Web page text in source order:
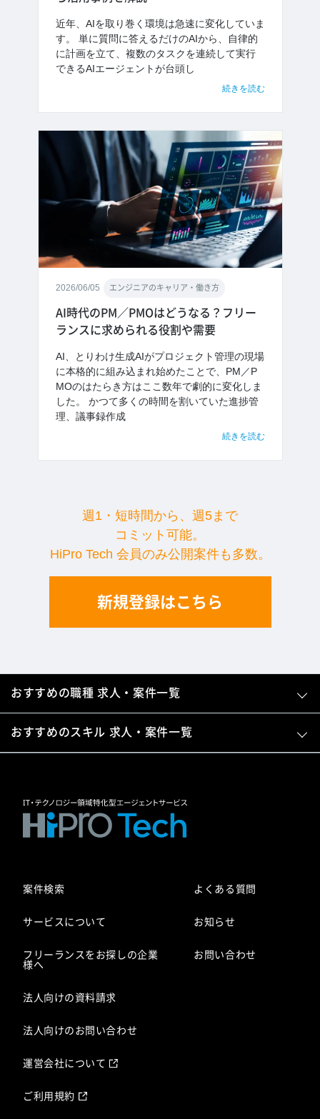
近年、AIを取り巻く環境は急速に変化していま
す。 単に質問に答えるだけのAIから、自律的
に計画を立て、複数のタスクを連続して実行
できるAIエージェントが台頭し
続きを読む
2026/06/05 エンジニアのキャリア・働き方
AI時代のPM／PMOはどうなる？フリー
ランスに求められる役割や需要
AI、とりわけ生成AIがプロジェクト管理の現場
に本格的に組み込まれ始めたことで、PM／P
MOのはたらき方はここ数年で劇的に変化しま
した。 かつて多くの時間を割いていた進捗管
理、議事録作成
続きを読む
週1・短時間から、週5まで
コミット可能。
HiPro Tech 会員のみ公開案件も多数。
新規登録はこちら
おすすめの職種 求人・案件一覧
おすすめのスキル 求人・案件一覧
案件検索
サービスについて
フリーランスをお探しの企業
様へ
法人向けの資料請求
法人向けのお問い合わせ
よくある質問
お知らせ
お問い合わせ
運営会社について
ご利用規約